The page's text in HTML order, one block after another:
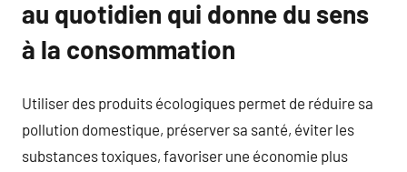
au quotidien qui donne du sens
à la consommation
Utiliser des produits écologiques permet de réduire sa
pollution domestique, préserver sa santé, éviter les
substances toxiques, favoriser une économie plus